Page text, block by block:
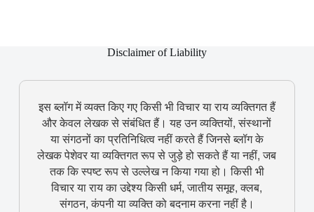
Disclaimer of Liability
इस ब्लॉग में व्यक्त किए गए किसी भी विचार या राय व्यक्तिगत हैं
और केवल लेखक से संबंधित हैं। यह उन व्यक्तियों, संस्थानों
या संगठनों का प्रतिनिधित्व नहीं करते हैं जिनसे ब्लॉग के
लेखक पेशेवर या व्यक्तिगत रूप से जुड़े हो सकते हैं या नहीं, जब
तक कि स्पष्ट रूप से उल्लेख न किया गया हो। किसी भी
विचार या राय का उद्देश्य किसी धर्म, जातीय समूह, क्लब,
संगठन, कंपनी या व्यक्ति को बदनाम करना नहीं है।